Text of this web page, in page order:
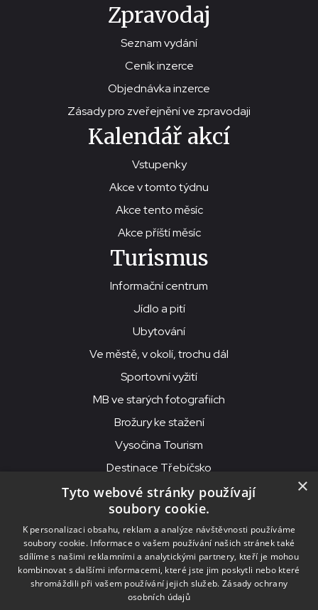
Zpravodaj
Seznam vydání
Ceník inzerce
Objednávka inzerce
Zásady pro zveřejnění ve zpravodaji
Kalendář akcí
Vstupenky
Akce v tomto týdnu
Akce tento měsíc
Akce příští měsíc
Turismus
Informační centrum
Jídlo a pití
Ubytování
Ve městě, v okolí, trochu dál
Sportovní vyžití
MB ve starých fotografiích
Brožury ke stažení
Vysočina Tourism
Destinace Třebíčsko
© 2026MKS Beseda Mor. Budějovice
MKS Beseda, příspěvková organizace, Purcnerova 62, 676 02
Moravské Budějovice
IČO: 00091758, DIČ: CZ00091758, ID datové schránky: chjn2kd
×
Tyto webové stránky používají
soubory cookie.
K personalizaci obsahu, reklam a analýze návštěvnosti používáme
soubory cookie. Informace o vašem používání našich stránek také
sdílíme s našimi reklamními a analytickými partnery, kteří je mohou
kombinovat s dalšími informacemi, které jste jim poskytli nebo které
shromáždili při vašem používání jejich služeb. Zásady ochrany
osobních údajů